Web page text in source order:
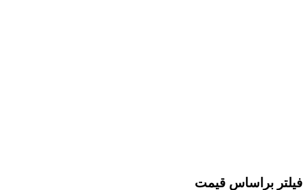
فیلتر براساس قیمت